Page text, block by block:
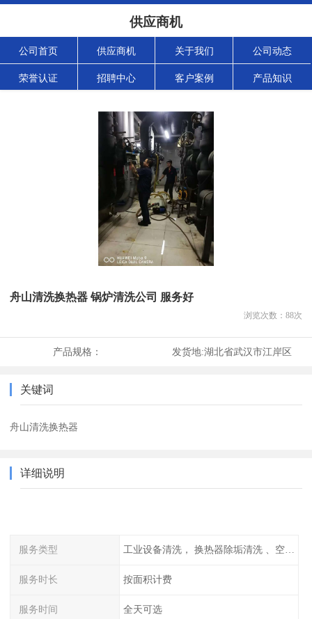
供应商机
公司首页 供应商机 关于我们 公司动态
荣誉认证 招聘中心 客户案例 产品知识
舟山清洗换热器 锅炉清洗公司 服务好
浏览次数： 88次
产品规格： 发货地:湖北省武汉市江岸区
关键词
舟山清洗换热器
详细说明
服务类型 工业设备清洗， 换热器除垢清洗 、空调清洗等
服务时长 按面积计费
服务时间 全天可选